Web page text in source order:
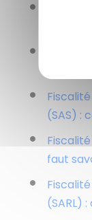
(SAS) :
faut
(SARL)